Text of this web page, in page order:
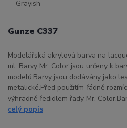
Gunze C337
Modelářská akrylová barva na
ml. Barvy Mr. Color jsou určeny k
modelů.Barvy jsou dodávány jako
metalické.Před použitím řádně
výhradně ředidlem řady Mr.
celý popis